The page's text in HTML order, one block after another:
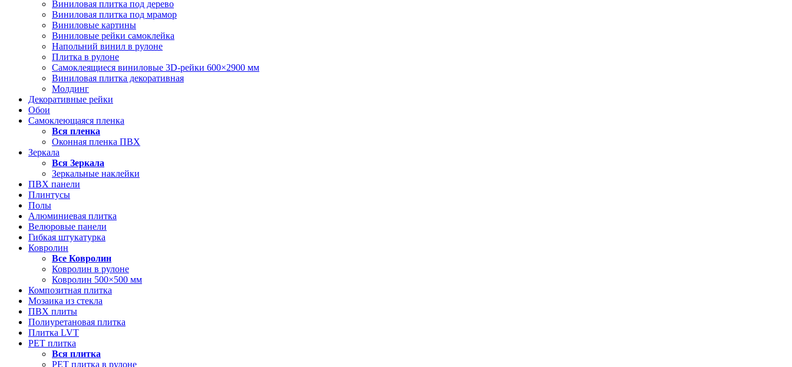
Виниловая плитка под дерево
Виниловая плитка под мрамор
Виниловые картины
Виниловые рейки самоклейка
Напольний винил в рулоне
Плитка в рулоне
Самоклеящиеся виниловые 3D‑рейки 600×2900 мм
Виниловая плитка декоративная
Молдинг
Декоративные рейки
Обои
Самоклеющаяся пленка
Вся пленка
Оконная пленка ПВХ
Зеркала
Вся Зеркала
Зеркальные наклейки
ПВХ панели
Плинтусы
Полы
Алюминиевая плитка
Велюровые панели
Гибкая штукатурка
Ковролин
Все Ковролин
Ковролин в рулоне
Ковролин 500×500 мм
Композитная плитка
Мозаика из стекла
ПВХ плиты
Полиуретановая плитка
Плитка LVT
РЕТ плитка
Вся плитка
РЕТ плитка в рулоне